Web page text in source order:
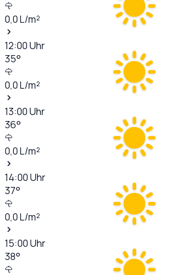
0,0L/m²
12:00Uhr
35°
0,0L/m²
13:00Uhr
36°
0,0L/m²
14:00Uhr
37°
0,0L/m²
15:00Uhr
38°